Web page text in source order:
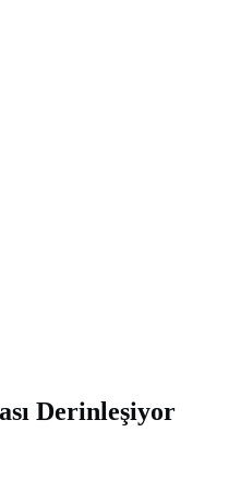
Derinleşiyor